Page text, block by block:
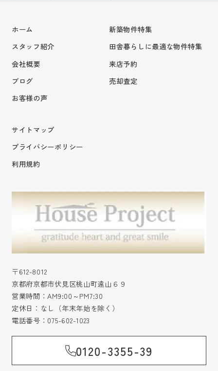
ホーム
スタッフ紹介
会社概要
ブログ
お客様の声
新築物件特集
田舎暮らしに最適な物件特集
来店予約
売却査定
サイトマップ
プライバシーポリシー
利用規約
〒612-8012
京都府京都市伏見区桃山町遠山６９
営業時間：AM9:00～PM7:30
定休日：なし（年末年始を除く）
電話番号： 075-602-1023
0120-3355-39